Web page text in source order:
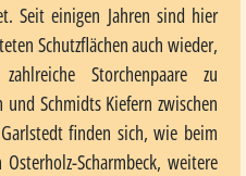
Seit einigen Jahren sind hier
Schutzflächen auch wieder,
Storchenpaare zu
Schmidts Kiefern zwischen
finden sich, wie beim
Scharmbeck, weitere